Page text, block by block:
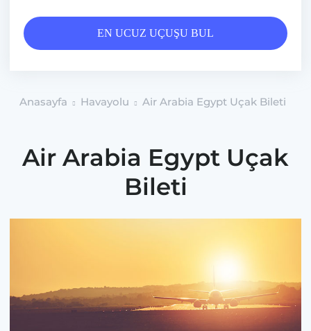
EN UCUZ UÇUŞU BUL
Anasayfa Havayolu Air Arabia Egypt Uçak Bileti
Air Arabia Egypt Uçak
Bileti